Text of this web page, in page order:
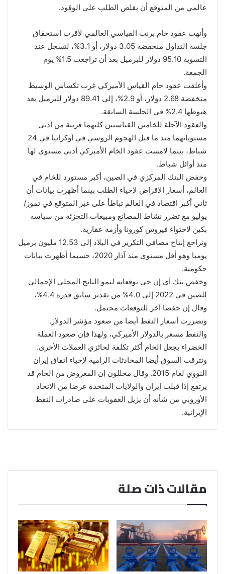
عالمي من المتوقع أن يقلص الطلب على الوقود.
وأنهت عقود خام برنت القياسي العالمي لأقرب استحقاق
جلسة التداول منخفضة 3.05 دولار، أو 3.1%، لتسجل عند
التسوية 95.10 دولار للبرميل بعد أن تراجعت 1.5% يوم
الجمعة.
وأغلقت عقود خام القياس الأميركي غرب تكساس الوسيط
منخفضة 2.68 دولار، أو 2.9%، إلى 89.41 دولار للبرميل بعد
هبوطها 2.4% في الجلسة السابقة.
والعقود الآجلة للخامين القياسيين كليهما قريبة من أدنى
مستوياتهما منذ ما قبل الهجوم الروسي في أوكرانيا في 24
شباط، بينما لامست عقود الخام الأميركي أدنى مستوى لها
منذ أوائل شباط.
وخفض البنك المركزي في الصين، أكبر مستورد للخام في
العالم، أسعار الإقراض لإحياء الطلب بينما أظهرت بيانات أن
ثاني أكبر اقتصاد في العالم تباطأ على غير المتوقع في تموز/
يوليو مع تضرر نشاط المصانع ومبيعات التجزئة من سياسة
بكين لاحتواء فيروس كورونا وأزمة عقارية.
وتراجع إنتاج مصافي التكرير في البلاد إلى 12.53 مليون برميل
يوميا وهو أقل مستوى منذ آذار 2020، حسبما أظهرت بيانات
حكومية.
وخفض بنك آي إن جي توقعاته لنمو الناتج المحلي الإجمالي
للصين في 2022 إلى 4.0% من تقدير سابق قدره 4.4%،
وقال إن خفضا آخر للتوقعات محتمل.
وتضررت أسعار النفط أيضا من صعود مؤشر الدولار.
والنفط مسعر بالدولار الأميركي، ولهذا فإن صعود العملة
الخضراء يجعل الخام أكثر تكلفة لحائزي العملات الأخرى.
وتترقب السوق أيضا المحادثات الرامية لإحياء اتفاق إيران
النووي لعام 2015. وقال محللون إن المعروض من الخام قد
يرتفع إذا قبلت إيران والولايات المتحدة عرضا من الاتحاد
الأوروبي من شأنه أن يزيل العقوبات على صادرات النفط
الإيرانية.
مقالات ذات صلة